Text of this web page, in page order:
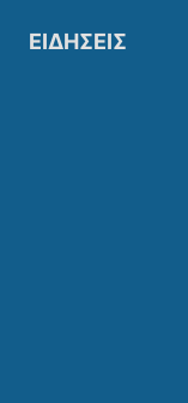
ΕΙΔΗΣΕΙΣ